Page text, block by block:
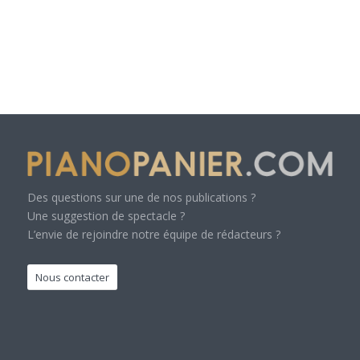
Des questions sur une de nos publications ?
Une suggestion de spectacle ?
L’envie de rejoindre notre équipe de rédacteurs ?
Nous contacter